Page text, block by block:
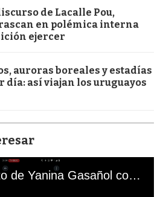
de Lacalle Pou,
en polémica interna
ejercer
auroras boreales y estadías
día: así viajan los uruguayos
El mal momento de Yanina Gasañol con un hincha argentino en "Subrayado"